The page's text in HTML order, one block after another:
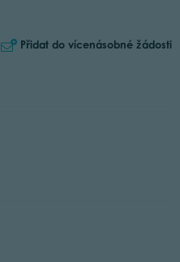
Přidat do vícenásobné žádosti